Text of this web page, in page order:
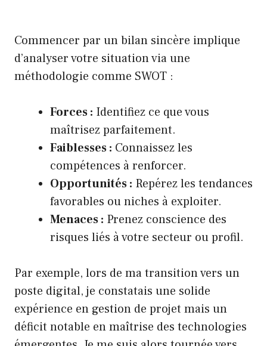
Commencer par un bilan sincère implique
d’analyser votre situation via une
méthodologie comme SWOT :
Forces : Identifiez ce que vous
maîtrisez parfaitement.
Faiblesses : Connaissez les
compétences à renforcer.
Opportunités : Repérez les tendances
favorables ou niches à exploiter.
Menaces : Prenez conscience des
risques liés à votre secteur ou profil.
Par exemple, lors de ma transition vers un
poste digital, je constatais une solide
expérience en gestion de projet mais un
déficit notable en maîtrise des technologies